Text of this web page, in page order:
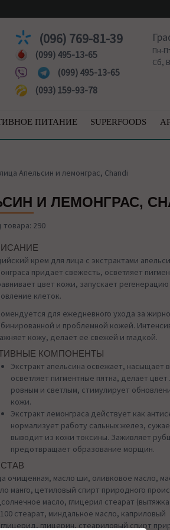
(096) 769-81-39
(099) 495-13-65
(099) 495-13-65
(093) 159-93-78
Пн-
Сб,
ПИТАНИЕ SUPERFOODS
Апельсин и лемонграс, Chandi
И ЛЕМОНГРАС,
товара: 290
крем для лица с экстрактами
придает свежесть, осветляет
цвет кожи, запускает регенерацию
клеток.
для ежедневного ухода за
и проблемной кожей.
кожу, делает ее свежей и гладкой.
КОМПОНЕНТЫ
Экстракт апельсина освежает, насыщает
осветляет пигментные пятна, делает
ровным и светлым, стимулирует
кожи.
Экстракт лемонграса действует как
нормализует работу сальных желез,
выводит из кожи токсины. Заживляет
предотвращает образование морщин.
очищенная, масло ши, оливковое масло,
манго, цетиловый спирт природного
масло, глицерил стеарат
стеарат, миндальное масло, каприловый
глицерин, стеариловый спирт